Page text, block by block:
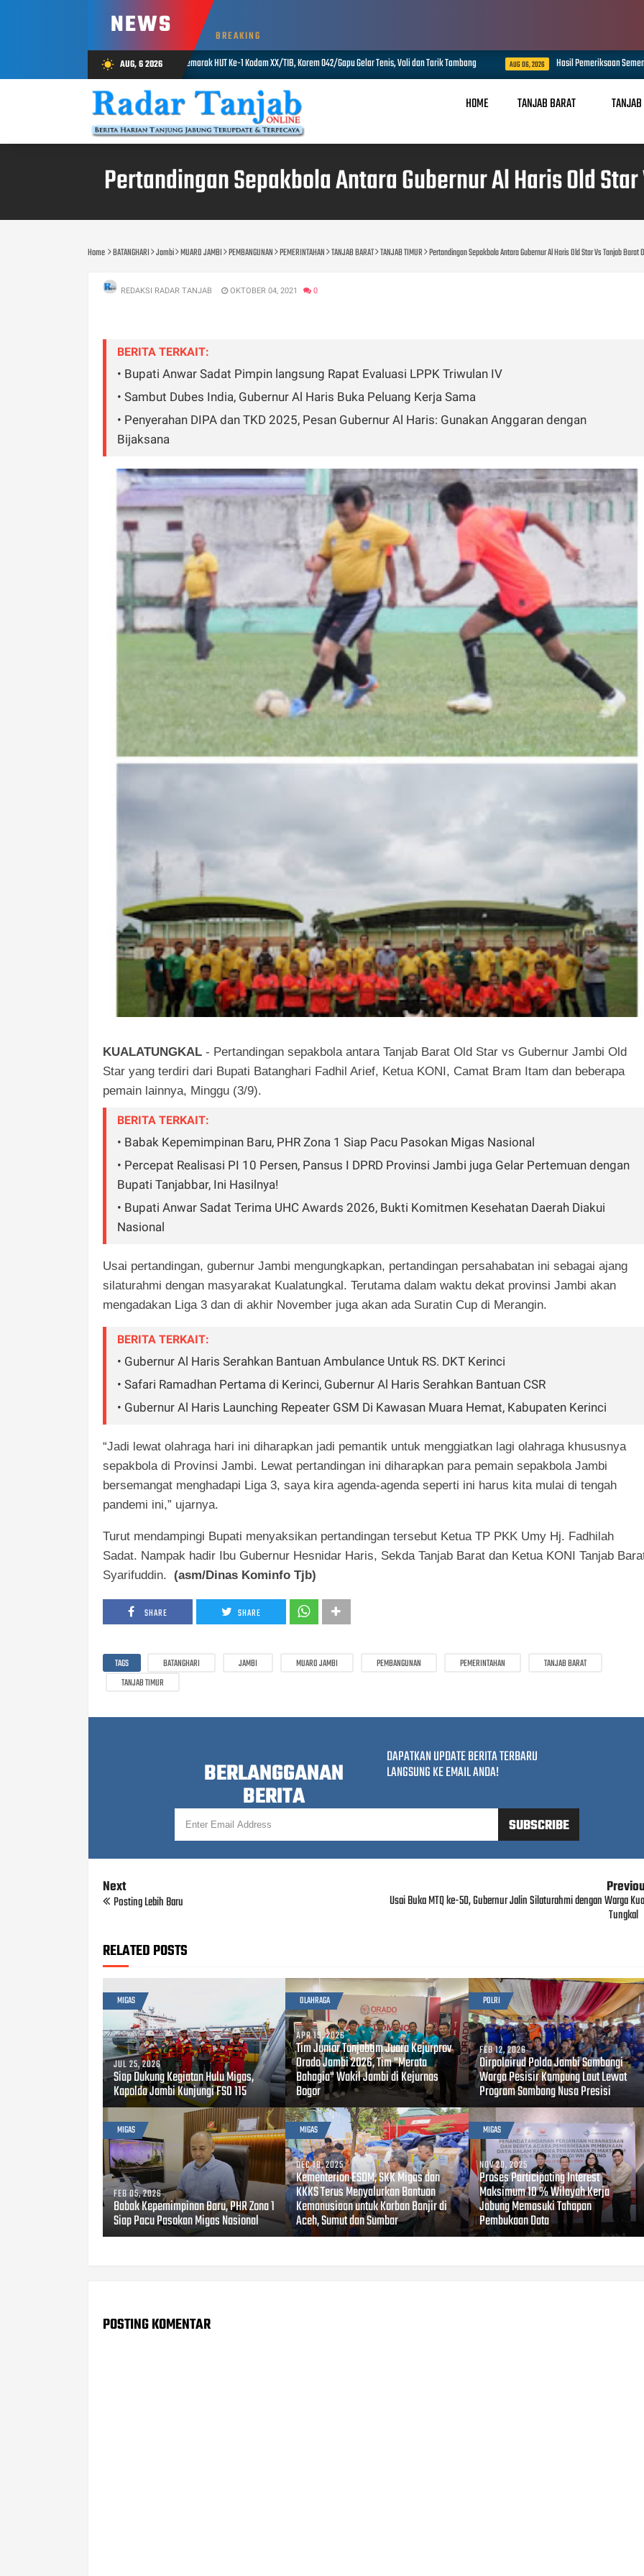
NEWS BREAKING
wb_sunny AUG, 6 2026
Semarak HUT Ke-1 Kodam XX/TIB, Korem 042/Gapu Gelar Tenis, Voli dan Tarik Tambang AUG 06, 2026 Hasil Pemeriksaan Sementara Tidak Menemukan
HOME TANJAB BARAT
Pertandingan Sepakbola Antara Gubernur Al Haris Old
Home BATANGHARI Jambi MUARO JAMBI PEMBANGUNAN PEMERINTAHAN TANJAB BARAT TANJAB TIMUR Pertandingan Sepakbola Antara Gubernur Al Haris Old Star Vs Tanjab Barat
REDAKSI RADAR TANJAB OKTOBER 04, 2021 0
BERITA TERKAIT:
• Bupati Anwar Sadat Pimpin langsung Rapat Evaluasi LPPK Triwulan IV
• Sambut Dubes India, Gubernur Al Haris Buka Peluang Kerja Sama
• Penyerahan DIPA dan TKD 2025, Pesan Gubernur Al Haris: Gunakan Anggaran dengan
Bijaksana
KUALATUNGKAL - Pertandingan sepakbola antara Tanjab Barat Old Star vs Gubernur Jambi Old
Star yang terdiri dari Bupati Batanghari Fadhil Arief, Ketua KONI, Camat Bram Itam dan beberapa
pemain lainnya, Minggu (3/9).
BERITA TERKAIT:
• Babak Kepemimpinan Baru, PHR Zona 1 Siap Pacu Pasokan Migas Nasional
• Percepat Realisasi PI 10 Persen, Pansus I DPRD Provinsi Jambi juga Gelar Pertemuan dengan
Bupati Tanjabbar, Ini Hasilnya!
• Bupati Anwar Sadat Terima UHC Awards 2026, Bukti Komitmen Kesehatan Daerah Diakui
Nasional
Usai pertandingan, gubernur Jambi mengungkapkan, pertandingan persahabatan ini sebagai ajang
silaturahmi dengan masyarakat Kualatungkal. Terutama dalam waktu dekat provinsi Jambi akan
mengadakan Liga 3 dan di akhir November juga akan ada Suratin Cup di Merangin.
BERITA TERKAIT:
• Gubernur Al Haris Serahkan Bantuan Ambulance Untuk RS. DKT Kerinci
• Safari Ramadhan Pertama di Kerinci, Gubernur Al Haris Serahkan Bantuan CSR
• Gubernur Al Haris Launching Repeater GSM Di Kawasan Muara Hemat, Kabupaten Kerinci
“Jadi lewat olahraga hari ini diharapkan jadi pemantik untuk menggiatkan lagi olahraga khususnya
sepakbola di Provinsi Jambi. Lewat pertandingan ini diharapkan para pemain sepakbola Jambi
bersemangat menghadapi Liga 3, saya kira agenda-agenda seperti ini harus kita mulai di tengah
pandemi ini,” ujarnya.
Turut mendampingi Bupati menyaksikan pertandingan tersebut Ketua TP PKK Umy Hj. Fadhilah
Sadat. Nampak hadir Ibu Gubernur Hesnidar Haris, Sekda Tanjab Barat dan Ketua KONI Tanjab
Syarifuddin. (asm/Dinas Kominfo Tjb)
SHARE SHARE
TAGS BATANGHARI JAMBI MUARO JAMBI PEMBANGUNAN PEMERINTAHAN
TANJAB BARAT
TANJAB TIMUR
BERLANGGANAN
BERITA
DAPATKAN UPDATE BERITA TERBARU
LANGSUNG KE EMAIL ANDA!
Next
Posting Lebih Baru Usai Buka MTQ ke-50, Gubernur Jalin Silaturahmi dengan Warga
Tungkal
RELATED POSTS
MIGAS
JUL 25, 2026
Siap Dukung Kegiatan Hulu Migas,
Kapolda Jambi Kunjungi FSO 115
OLAHRAGA
APR 19, 2026
Tim Junior Tanjabtim Juara Kejurprov
Orado Jambi 2026, Tim "Merata
Bahagia" Wakil Jambi di Kejurnas
Bogor
POLRI
FEB 12, 2026
Dirpolairud Polda Jambi Sambangi
Warga Pesisir Kampung Laut Lewat
Program Sambang Nusa Presisi
MIGAS
FEB 05, 2026
Babak Kepemimpinan Baru, PHR Zona 1
Siap Pacu Pasokan Migas Nasional
MIGAS
DEC 18, 2025
Kementerian ESDM, SKK Migas dan
KKKS Terus Menyalurkan Bantuan
Kemanusiaan untuk Korban Banjir di
Aceh, Sumut dan Sumbar
MIGAS
NOV 20, 2025
Proses Participating Interest
Maksimum 10 % Wilayah Kerja
Jabung Memasuki Tahapan
Pembukaan Data
POSTING KOMENTAR